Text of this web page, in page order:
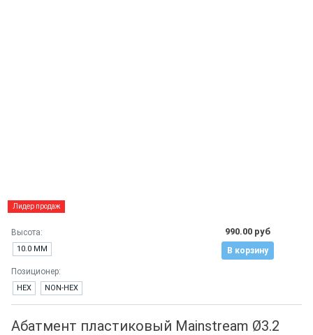
Лидер продаж
Высота:
10.0 ММ
Позиционер:
HEX NON-HEX
990.00 руб
В корзину
Абатмент пластиковый Mainstream Ø3.2